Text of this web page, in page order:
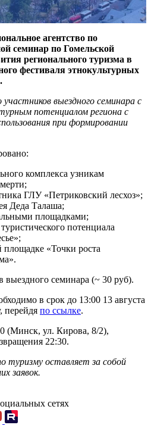
агентство по
семинар по Гомельской
регионального туризма в
фестиваля этнокультурных
выездного семинара с
потенциалом региона с
при формировании
комплекса узникам
ГЛУ «Петриковский лесхоз»;
Деда Талаша;
площадками;
потенциала
площадке «Точки роста
выездного семинара (~ 30 руб).
в срок до 13:00 13 августа
перейдя по ссылке.
(Минск, ул. Кирова, 8/2),
22:30.
туризму оставляет за собой
заявок.
сетях